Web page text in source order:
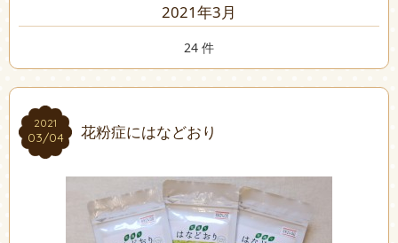
2021年3月
24 件
2021
03/04
2021
03/04 花粉症にはなどおり